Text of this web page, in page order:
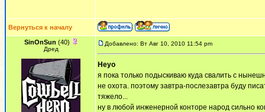
Вернуться к началу
SinOnSun (40)
Дред
Добавлено: Вт Авг 10, 2010 11:54 pm
Heyo
я пока только подыскиваю куда свалить с
не охота. поэтому завтра-послезавтра буду
тяжело...
ну в любой инженерной конторе народ сильно